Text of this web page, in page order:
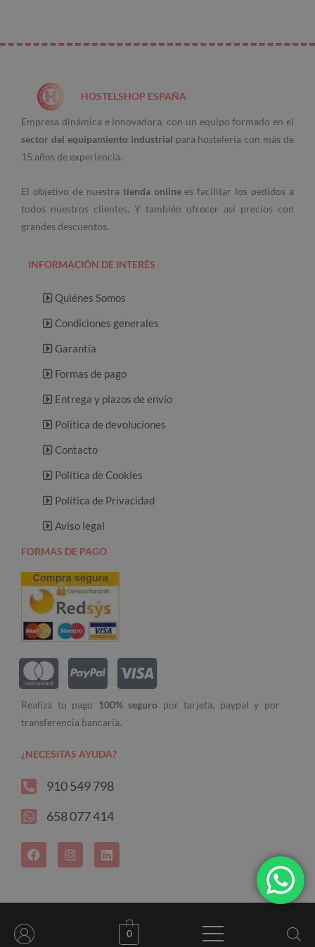
HOSTELSHOP ESPAÑA
Empresa dinámica e innovadora, con un equipo formado en el
sector del equipamiento industrial para hostelería con más de
15 años de experiencia.
El objetivo de nuestra tienda onlinees facilitar los pedidos a
todos nuestros clientes. Y también ofrecer así precios con
grandes descuentos.
INFORMACIÓN DE INTERÉS
Quiénes Somos
Condiciones generales
Garantía
Formas de pago
Entrega y plazos de envío
Política de devoluciones
Contacto
Política de Cookies
Política de Privacidad
Aviso legal
FORMAS DE PAGO
Realiza tu pago 100% seguro por tarjeta, paypal y por
transferencia bancaría.
¿NECESITAS AYUDA?
910 549 798
658 077 414
F
a
b
o
k
I
n
a
L
i
e
0